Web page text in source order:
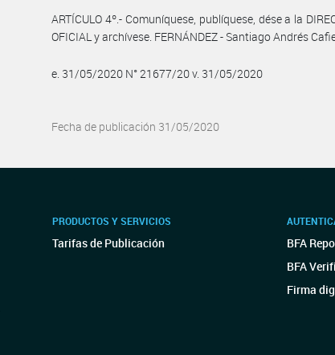
ARTÍCULO 4º.- Comuníquese, publíquese, dése a la
OFICIAL y archívese. FERNÁNDEZ - Santiago Andrés
e. 31/05/2020 N° 21677/20 v. 31/05/2020
Fecha de publicación 31/05/2020
PRODUCTOS Y SERVICIOS
Tarifas de Publicación
BFA
BFA
Firma